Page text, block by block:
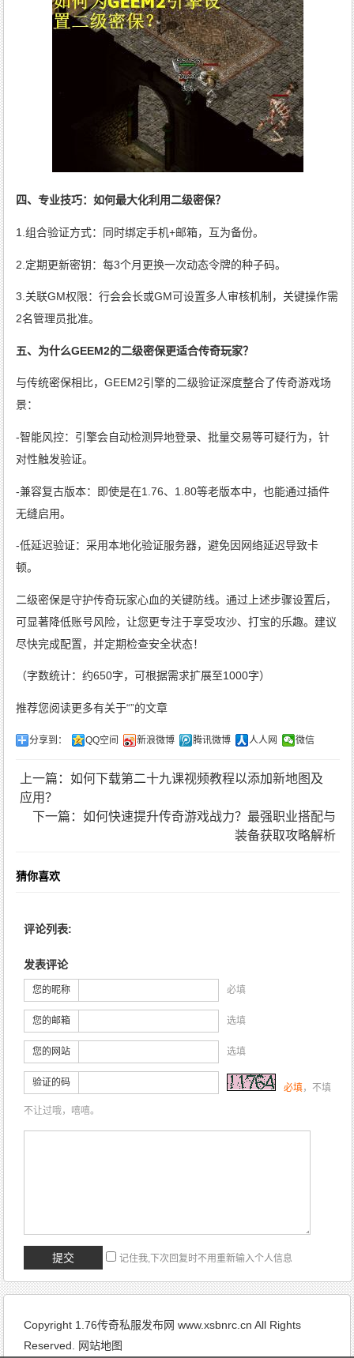
四、专业技巧：如何最大化利用二级密保？
1.组合验证方式：同时绑定手机+邮箱，互为备份。
2.定期更新密钥：每3个月更换一次动态令牌的种子码。
3.关联GM权限：行会会长或GM可设置多人审核机制，关键操作需
2名管理员批准。
五、为什么GEEM2的二级密保更适合传奇玩家？
与传统密保相比，GEEM2引擎的二级验证深度整合了传奇游戏场
景：
-智能风控：引擎会自动检测异地登录、批量交易等可疑行为，针
对性触发验证。
-兼容复古版本：即使是在1.76、1.80等老版本中，也能通过插件
无缝启用。
-低延迟验证：采用本地化验证服务器，避免因网络延迟导致卡
顿。
二级密保是守护传奇玩家心血的关键防线。通过上述步骤设置后，
可显著降低账号风险，让您更专注于享受攻沙、打宝的乐趣。建议
尽快完成配置，并定期检查安全状态！
（字数统计：约650字，可根据需求扩展至1000字）
推荐您阅读更多有关于“”的文章
分享到： QQ空间 新浪微博 腾讯微博 人人网 微信
上一篇：如何下载第二十九课视频教程以添加新地图及
应用？
下一篇：如何快速提升传奇游戏战力？最强职业搭配与
装备获取攻略解析
猜你喜欢
评论列表:
发表评论
您的昵称 必填
您的邮箱 选填
您的网站 选填
验证的码 必填，不填
不让过哦，嘻嘻。
记住我,下次回复时不用重新输入个人信息
Copyright 1.76传奇私服发布网 www.xsbnrc.cn All Rights
Reserved. 网站地图